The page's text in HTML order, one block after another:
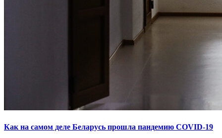
Как на самом деле Беларусь прошла пандемию COVID-19